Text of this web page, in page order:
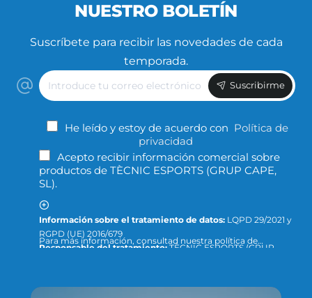
NUESTRO BOLETÍN
Suscríbete para recibir las novedades de cada
temporada.
Introduce
tu
correo
Suscribirme
He leído y estoy de acuerdo con Política de
privacidad
Acepto recibir información comercial sobre
productos de TÈCNIC ESPORTS (GRUP CAPE,
SL).
Información sobre el tratamiento de datos: LQPD 29/2021 y
RGPD (UE) 2016/679
Responsable del tratamiento:
productos.
Para más información, consultad nuestra política de